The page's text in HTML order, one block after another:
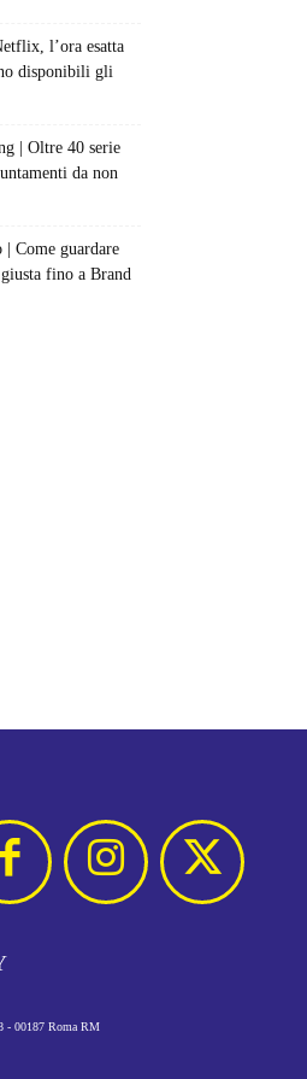
l’ora esatta
disponibili gli
| Oltre 40 serie
da non
Come guardare
fino a Brand
- 00187 Roma RM